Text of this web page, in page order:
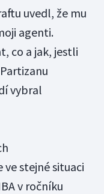
uvedl, že mu
agenti.
co a jak, jestli
vybral
stejné situaci
v ročníku